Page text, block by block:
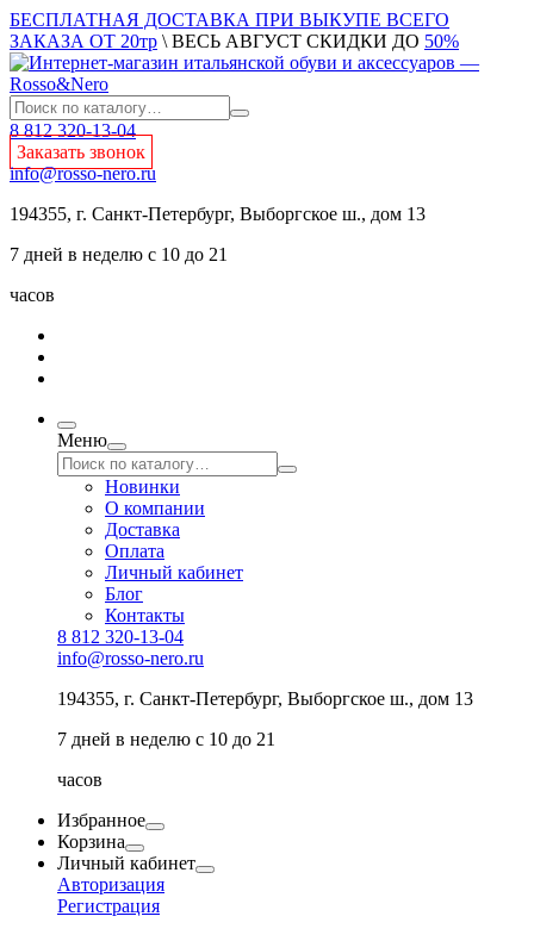
БЕСПЛАТНАЯ ДОСТАВКА ПРИ ВЫКУПЕ ВСЕГО
ЗАКАЗА ОТ 20тр \ ВЕСЬ АВГУСТ СКИДКИ ДО 50%
8 812 320-13-04
Заказать звонок
info@rosso-nero.ru
194355, г. Санкт-Петербург, Выборгское ш., дом 13
7 дней в неделю с 10 до 21
часов
Меню
Новинки
О компании
Доставка
Оплата
Личный кабинет
Блог
Контакты
8 812 320-13-04
info@rosso-nero.ru
194355, г. Санкт-Петербург, Выборгское ш., дом 13
7 дней в неделю с 10 до 21
часов
Избранное
Корзина
Личный кабинет
Авторизация
Регистрация